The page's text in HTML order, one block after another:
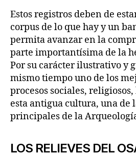
Estos registros deben de
corpus de lo que hay y un
permita avanzar en la
parte importantísima de la
Por su carácter ilustrativo y
mismo tiempo uno de los
procesos sociales,
esta antigua cultura, una de
principales de la
LOS RELIEVES DEL